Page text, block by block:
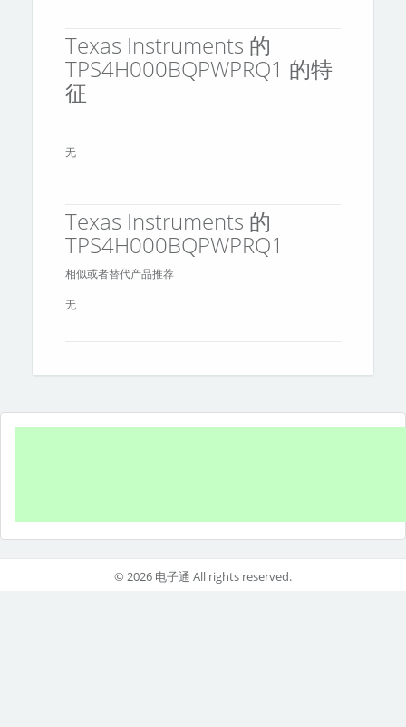
Texas Instruments 的
TPS4H000BQPWPRQ1 的特
征
无
Texas Instruments 的
TPS4H000BQPWPRQ1
相似或者替代产品推荐
无
© 2026 电子通 All rights reserved.